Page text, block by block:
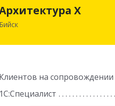
Х
Бийск
Клиентов на сопровождении
1С:Специалист